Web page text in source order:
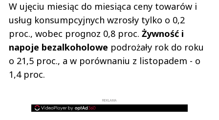
W ujęciu miesiąc do miesiąca ceny towarów i
usług konsumpcyjnych wzrosły tylko o 0,2
proc., wobec prognoz 0,8 proc. Żywność i
napoje bezalkoholowe podrożały rok do roku
o 21,5 proc., a w porównaniu z listopadem - o
1,4 proc.
REKLAMA